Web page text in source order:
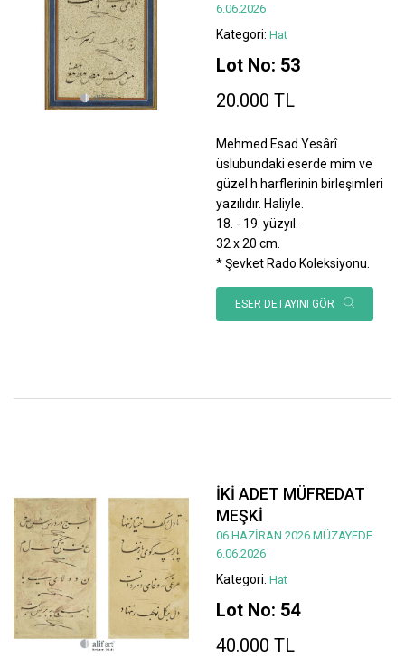
6.06.2026
Kategori: Hat
Lot No: 53
20.000 TL
Mehmed Esad Yesârî
üslubundaki eserde mim ve
güzel h harflerinin birleşimleri
yazılıdır. Haliyle.
18. - 19. yüzyıl.
32 x 20 cm.
* Şevket Rado Koleksiyonu.
ESER DETAYINI GÖR
İKİ ADET MÜFREDAT
MEŞKİ
06 HAZİRAN 2026 MÜZAYEDE
6.06.2026
Kategori: Hat
Lot No: 54
40.000 TL